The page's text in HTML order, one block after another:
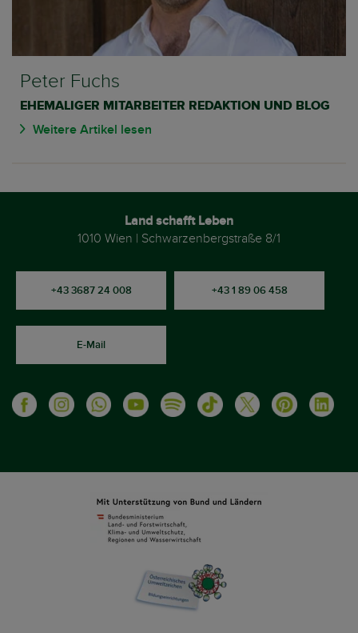
Peter Fuchs
EHEMALIGER MITARBEITER REDAKTION UND BLOG
Weitere Artikel lesen
Land schafft Leben
1010 Wien | Schwarzenbergstraße 8/1
+43 3687 24 008 +43 1 89 06 458
E-Mail